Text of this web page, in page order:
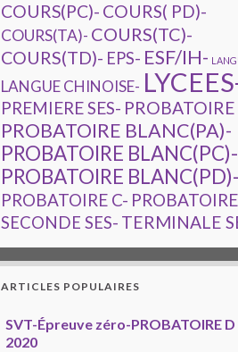
COURS(PC)- COURS( PD)-
COURS(TA)- COURS(TC)-
COURS(TD)- EPS- ESF/IH-
LANGUE CHINOISE-
PREMIERE SES- PROBATOIRE
PROBATOIRE BLANC(PA)-
PROBATOIRE BLANC(PC)-
PROBATOIRE BLANC(PD)-
PROBATOIRE C-
SECONDE SES- TERMINALE
ARTICLES POPULAIRES
SVT-Épreuve zéro-PROBATOIRE D
2020